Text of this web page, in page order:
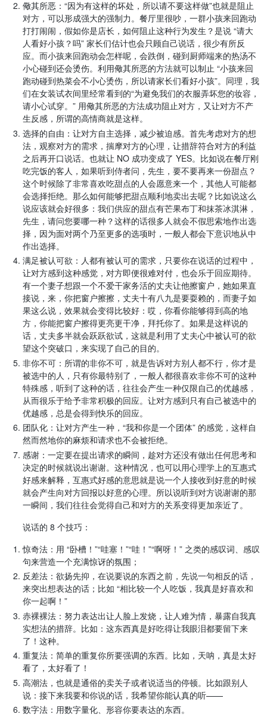
儆其所恶：“因为有这样的坏处，所以请不要这样做”也就是阻止
对方，可以形成强大的强制力。餐厅里很吵，一群小孩来回跑动
打打闹闹，假如你是店长，如何阻止这种行为发生？是说 “请大
人看好小孩？吗” 家长们估计也会只顾自己说话，很少有所反
应。而小孩来回跑动会怎样呢，会跌倒，碰到厨师端来的热汤不
小心碰到还会烫伤。利用儆其所恶的方法就可以制止 “小孩来回
跑动碰到热菜会不小心烫伤，所以请家长们看好小孩”。同理，我
们在女装试衣间里经常看到的“为避免我们的衣服弄坏您的妆容，
请小心试穿。” 用儆其所恶的方法成功阻止对方，又让对方不产
生反感，所谓的高情商就是这样。
选择的自由：让对方自主选择，减少被迫感。首先考虑对方的想
法，观察对方的需求，揣摩对方的心理，让措辞符合对方的利益
之后再开口说话。也就让 NO 成功变成了 YES。比如说在餐厅刚
吃完饭的客人，如果听到侍者问，先生，要不要再来一份甜点？
这个时候除了非常喜欢吃甜点的人会愿意来一个，其他人可能都
会选择拒绝。那么如何能够把甜点顺利地卖出去呢？比如说这么
说应该就会好很多：我们供应的甜点有芒果布丁和抹茶冰淇淋，
先生，请问您要哪一种？这样的话很多人就会不假思索地作出选
择，因为面对两个乃至更多的选项时，一般人都会下意识地从中
作出选择。
满足被认可欲：人都有被认可的需求，只要你在说话的过程中，
让对方感到这种感觉，对方即便很难对付，也会乐于回应期待。
有一个妻子想跟一个不爱干家务活的丈夫让他擦窗户，她如果直
接说，来，你把窗户擦擦，丈夫十有八九是要耍赖的，而妻子如
果这么说，效果就会变得比较好：哎，你看你能够得到高的地
方，你能把窗户擦得更亮更干净，拜托你了。如果是这样说的
话，丈夫多半就会跃跃欲试，这就是利用了丈夫心中被认可的欲
望这个突破口，来实现了自己的目的。
非你不可：所谓的非你不可，就是告诉对方别人都不行，你才是
被选中的人，只有你最特别了，一般人都很喜欢非你不可的这种
特殊感，听到了这种的话，往往会产生一种仅限自己的优越感，
从而很乐于给予非常积极的回应。让对方感到只有自己被选中的
优越感，总是会得到快乐的回应。
团队化：让对方产生一种，“我和你是一个团体” 的感觉，这样自
然而然地你的麻烦和请求也不会被拒绝。
感谢：一定要在提出请求的瞬间，趁对方还没有做出任何思考和
决定的时候就说出谢谢。这种情况，也可以用心理学上的互惠式
好感来解释，互惠式好感的意思就是说一个人接收到好意的时候
就会产生向对方回报以好意的心理。所以说听到对方说谢谢的那
一瞬间，我们往往会觉得自己和对方的关系变得更加亲近了。
说话的 8 个技巧：
惊奇法：用 “卧槽！”“哇塞！”“哇！”“啊呀！” 之类的感叹词、感叹
句来营造一个充满惊讶的氛围；
反差法：欲扬先抑，在说要说的东西之前，先说一句相反的话，
来突出想表达的话；比如 “相比较一个人吃饭，我真是好喜欢和
你一起啊！”
赤裸裸法：努力表达出让人脸上发烧，让人难为情，暴露自我真
实想法的措辞。比如：这东西真是好吃得让我眼泪都要留下来
了！这种。
重复法：简单的重复你所要强调的东西。比如，天呐，真是太好
看了，太好看了！
高潮法，也就是通俗的卖关子或者说适当的停顿。比如跟别人
说：接下来我要和你说的话，我希望你能认真的听——
数字法：用数字量化、形容你要表达的东西。